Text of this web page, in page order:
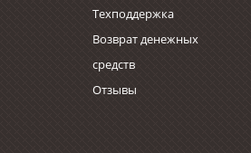
Техподдержка
Возврат денежных
средств
Отзывы